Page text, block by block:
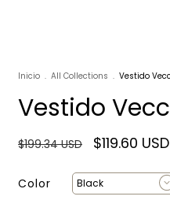
Inicio . All Collections . Vestido
Vestido
$199.34 USD $119.60 USD
Color